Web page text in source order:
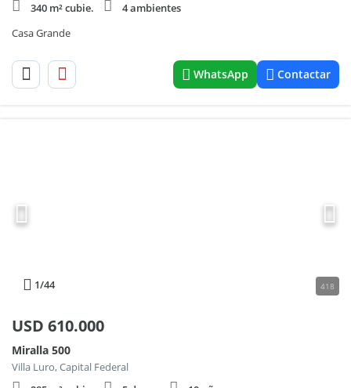
340 m² cubie.
4 ambientes
Casa Grande
WhatsApp Contactar
1/44 418
USD 610.000
Miralla 500
Villa Luro, Capital Federal